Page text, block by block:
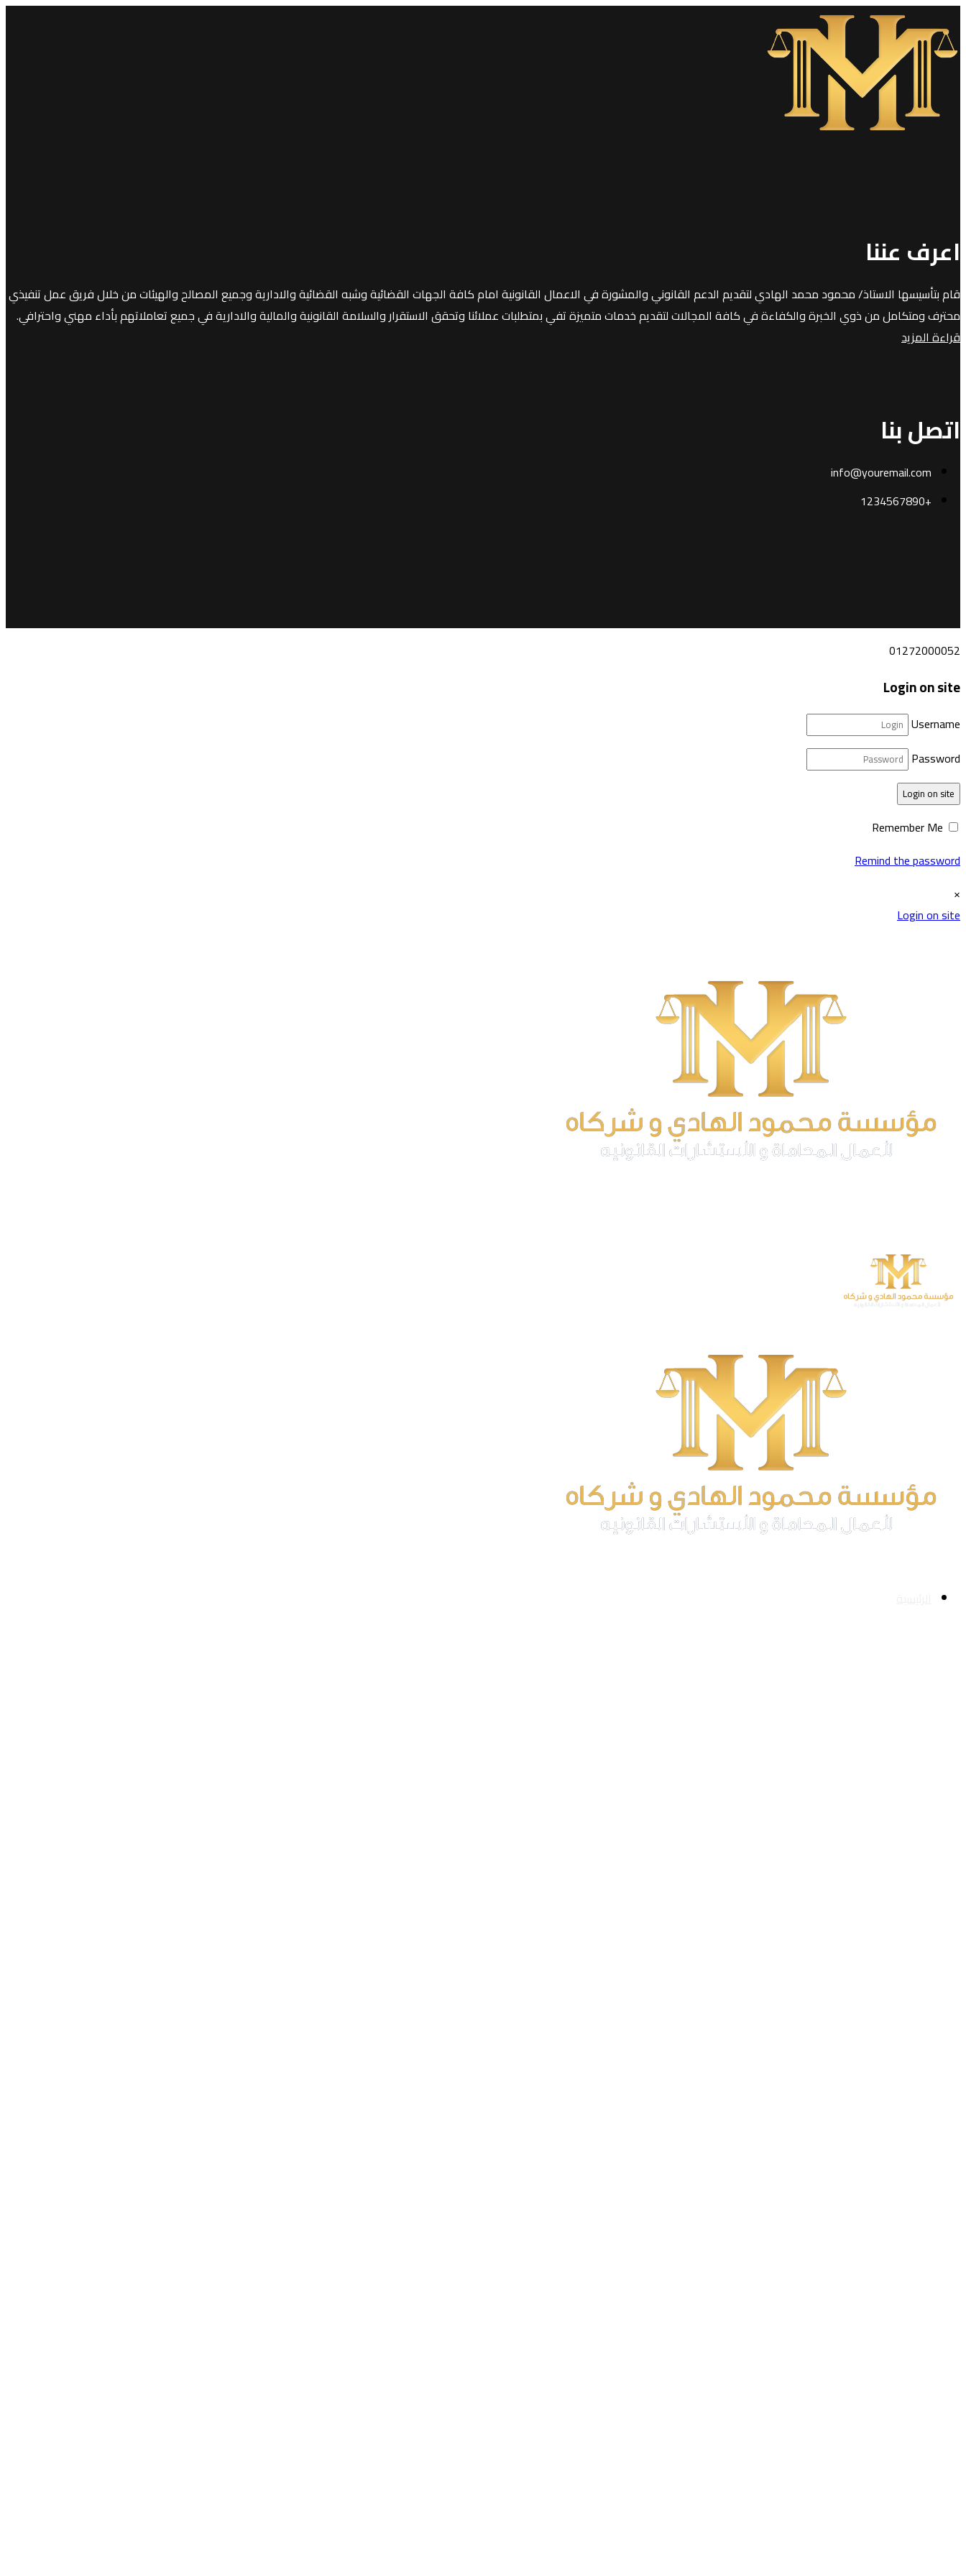
اعرف عننا
قام بتأسيسها الاستاذ/ محمود محمد الهادي لتقديم الدعم القانوني والمشورة في الاعمال القانونية امام كافة الجهات القضائية وشبه القضائية والادارية وجميع المصالح والهيئات من خلال فريق عمل تنفيذي
محترف ومتكامل من ذوي الخبرة والكفاءة في كافة المجالات لتقديم خدمات متميزة تفي بمتطلبات عملائنا وتحقق الاستقرار والسلامة القانونية والمالية والادارية في جميع تعاملاتهم بأداء مهني واحترافي.
قراءة المزيد
اتصل بنا
info@youremail.com
+1234567890
01272000052
Login on site
Username
Password
Login on site
Remind the password
×
Login on site